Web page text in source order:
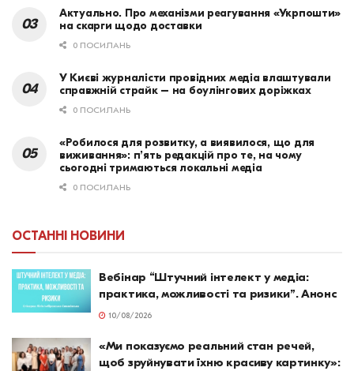
Актуально. Про механізми реагування «Укрпошти»
на скарги щодо доставки
0 ПОСИЛАНЬ
У Києві журналісти провідних медіа влаштували
справжній страйк – на боулінгових доріжках
0 ПОСИЛАНЬ
«Робилося для розвитку, а виявилося, що для
виживання»: п’ять редакцій про те, на чому
сьогодні тримаються локальні медіа
0 ПОСИЛАНЬ
ОСТАННІ НОВИНИ
Вебінар “Штучний інтелект у медіа:
практика, можливості та ризики”. Анонс
10/08/2026
«Ми показуємо реальний стан речей,
щоб зруйнувати їхню красиву картинку»: